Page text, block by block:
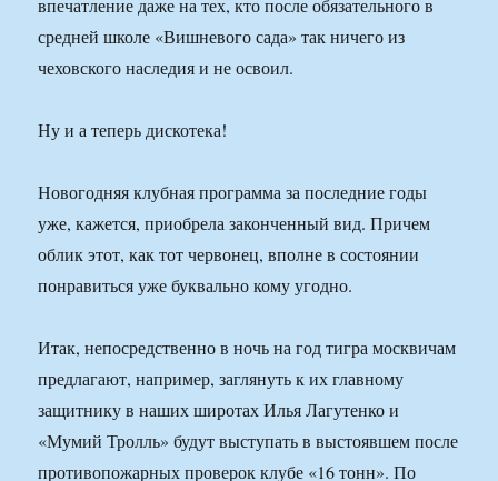
впечатление даже на тех, кто после обязательного в
средней школе «Вишневого сада» так ничего из
чеховского наследия и не освоил.
Ну и а теперь дискотека!
Новогодняя клубная программа за последние годы
уже, кажется, приобрела законченный вид. Причем
облик этот, как тот червонец, вполне в состоянии
понравиться уже буквально кому угодно.
Итак, непосредственно в ночь на год тигра москвичам
предлагают, например, заглянуть к их главному
защитнику в наших широтах Илья Лагутенко и
«Мумий Тролль» будут выступать в выстоявшем после
противопожарных проверок клубе «16 тонн». По